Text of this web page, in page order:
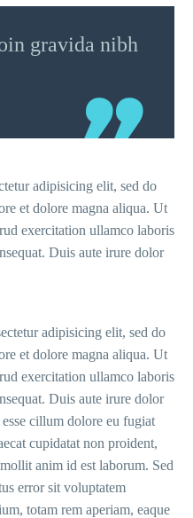
gravida nibh
adipisicing elit, sed do
et dolore magna aliqua. Ut
exercitation ullamco laboris
Duis aute irure dolor
adipisicing elit, sed do
et dolore magna aliqua. Ut
exercitation ullamco laboris
Duis aute irure dolor
cillum dolore eu fugiat
cupidatat non proident,
anim id est laborum. Sed
error sit voluptatem
totam rem aperiam, eaque